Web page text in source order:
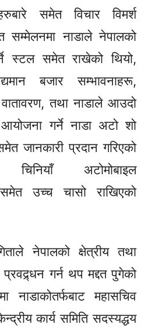
समेत विचार विमर्श
सम्मेलनमा नाडाले नेपालको
स्टल समेत राखेको थियो,
बजार सम्भावनाहरू,
तथा नाडाले आउदो
आयोजना गर्ने नाडा अटो शो
जानकारी प्रदान गरिएको
अटोमोबाइल
समेत उच्च चासो राखिएको
नेपालको क्षेत्रीय तथा
प्रवद्र्धन गर्न थप मद्दत पुगेको
महासचिव
कार्य समिति सदस्यद्धय